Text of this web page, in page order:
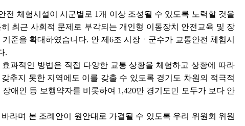
체험시설이 시군별로 1개 이상 조성될 수 있도록 노력할 것을
최근 사회적 문제로 부각되는 개인형 이동장치 안전교육 및 장
준을 확대하였습니다. 안 제6조 시장ㆍ군수가 교통안전 체험시
.
과적인 방법은 직접 다양한 교통 상황을 체험하고 상황에 따라
추지 못한 지역에도 이를 갖출 수 있도록 경기도 차원의 적극적
애인 등 보행약자를 비롯하여 1,420만 경기도민 모두가 보다 안
라며 본 조례안이 원안대로 가결될 수 있도록 우리 위원회 위원